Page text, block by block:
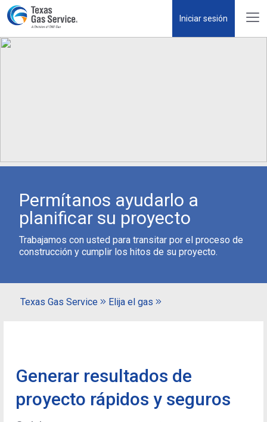
Iniciar sesión
Permítanos ayudarlo a
planificar su proyecto
Trabajamos con usted para transitar por el proceso de
construcción y cumplir los hitos de su proyecto.
Texas Gas Service Elija el gas
Generar resultados de
proyecto rápidos y seguros